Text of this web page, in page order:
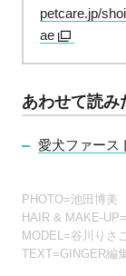
petcare.jp/
ae
あわせて読み
愛犬ファース
PHOTO=池田博美
HAIR & MAKE-
MODEL=谷川りさ
TEXT=GINGER編